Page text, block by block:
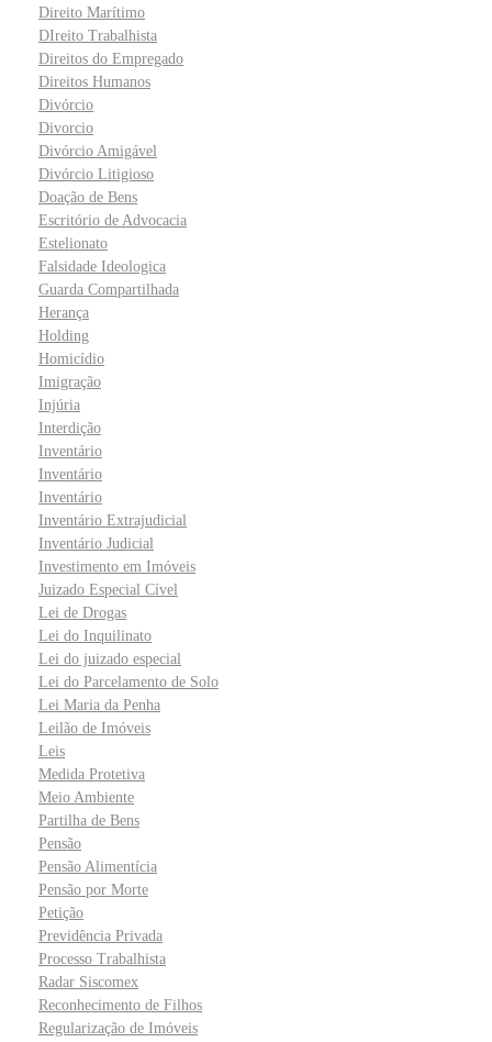
Direito Marítimo
DIreito Trabalhista
Direitos do Empregado
Direitos Humanos
Divórcio
Divorcio
Divórcio Amigável
Divórcio Litigioso
Doação de Bens
Escritório de Advocacia
Estelionato
Falsidade Ideologica
Guarda Compartilhada
Herança
Holding
Homicídio
Imigração
Injúria
Interdição
Inventário
Inventário
Inventário
Inventário Extrajudicial
Inventário Judicial
Investimento em Imóveis
Juizado Especial Cível
Lei de Drogas
Lei do Inquilinato
Lei do juizado especial
Lei do Parcelamento de Solo
Lei Maria da Penha
Leilão de Imóveis
Leis
Medida Protetiva
Meio Ambiente
Partilha de Bens
Pensão
Pensão Alimentícia
Pensão por Morte
Petição
Previdência Privada
Processo Trabalhista
Radar Siscomex
Reconhecimento de Filhos
Regularização de Imóveis